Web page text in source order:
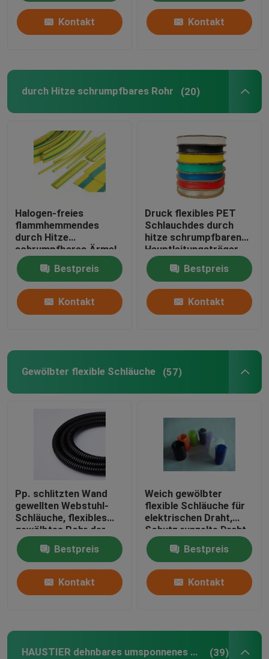
Textilgewebtes material
Boinks-Unruhe-Spielwaren
Kontakt Kontakt
durch Hitze schrumpfbares Rohr (20)
Halogen-freies
flammhemmendes
durch Hitze
schrumpfbares Ärmel-
Schlauch-PET 1,0 -
250mm Bestpreis
Kontakt
Druck flexibles PET
Schlauchdes durch
hitze schrumpfbaren
Hauptleitungsträger-
Isolierrohrs
Bestpreis
Kontakt
Gewölbter flexible Schläuche (57)
Pp. schlitzten Wand
gewellten Webstuhl-
Schläuche, flexibles
gewölbtes Rohr der
schwarzen Bälge auf
Bestpreis
Kontakt
Weich gewölbter
flexible Schläuche für
elektrischen Draht,
Schutz runzelte Draht-
Ärmel
Bestpreis
Kontakt
HAUSTIER dehnbares umsponnenes Sleeving (39)